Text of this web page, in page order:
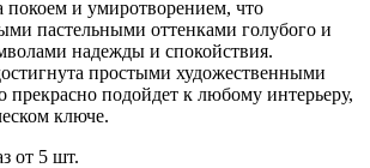
покоем и умиротворением, что
пастельными оттенками голубого и
надежды и спокойствия.
простыми художественными
подойдет к любому интерьеру,
ключе.
от 5 шт.